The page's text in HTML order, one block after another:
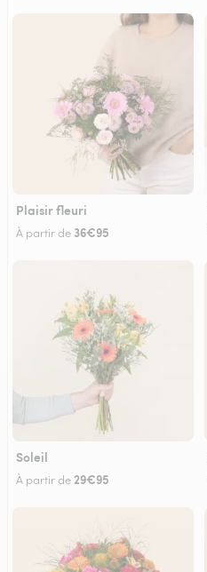
Plaisir fleuri
À partir de 36€95
Soleil
À partir de29€95